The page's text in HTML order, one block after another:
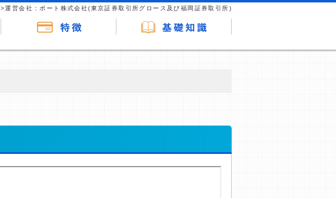
>運営会社：ポート株式会社(東京証券取引所グロース及び福岡証券取引所)